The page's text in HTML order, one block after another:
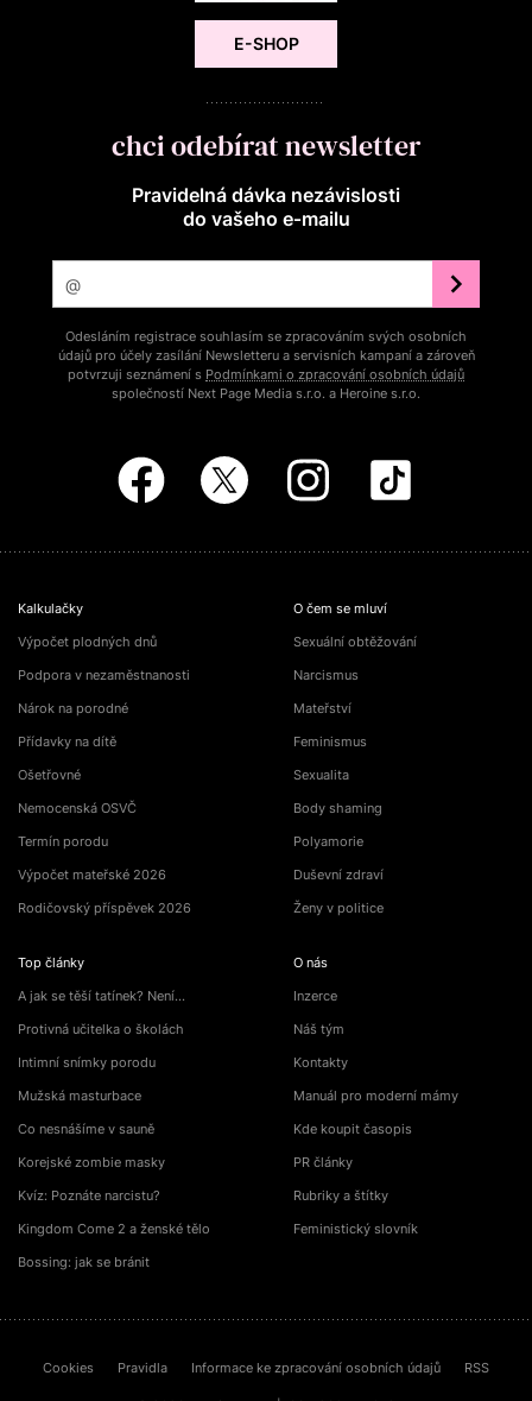
E-SHOP
chci odebírat newsletter
Pravidelná dávka nezávislosti
do vašeho e‑mailu
Odesláním registrace souhlasím se zpracováním svých osobních
údajů pro účely zasílání Newsletteru a servisních kampaní a zároveň
potvrzuji seznámení s Podmínkami o zpracování osobních údajů
společností Next Page Media s.r.o. a Heroine s.r.o.
Kalkulačky
Výpočet plodných dnů
Podpora v nezaměstnanosti
Nárok na porodné
Přídavky na dítě
Ošetřovné
Nemocenská OSVČ
Termín porodu
Výpočet mateřské 2026
Rodičovský příspěvek 2026
Top články
A jak se těší tatínek? Není…
Protivná učitelka o školách
Intimní snímky porodu
Mužská masturbace
Co nesnášíme v sauně
Korejské zombie masky
Kvíz: Poznáte narcistu?
Kingdom Come 2 a ženské tělo
Bossing: jak se bránit
O čem se mluví
Sexuální obtěžování
Narcismus
Mateřství
Feminismus
Sexualita
Body shaming
Polyamorie
Duševní zdraví
Ženy v politice
O nás
Inzerce
Náš tým
Kontakty
Manuál pro moderní mámy
Kde koupit časopis
PR články
Rubriky a štítky
Feministický slovník
Cookies Pravidla Informace ke zpracování osobních údajů RSS